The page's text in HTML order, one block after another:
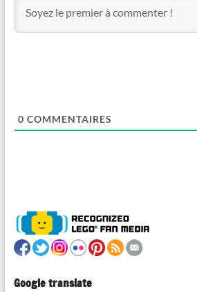
0 COMMENTAIRES
Google translate